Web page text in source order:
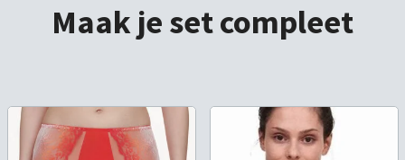
Maak je set compleet